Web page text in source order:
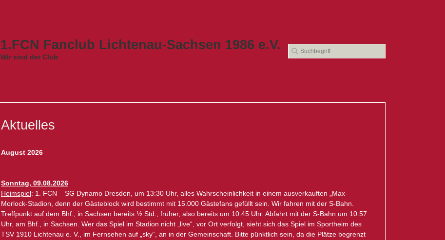
1.FCN Fanclub Lichtenau-Sachsen 1986 e.V.
Wir sind der Club
Aktuelles
August 2026
Sonntag, 09.08.2026
Heimspiel: 1. FCN – SG Dynamo Dresden, um 13:30 Uhr, alles Wahrscheinlichkeit in einem ausverkauften „Max-
Morlock-Stadion, denn der Gästeblock wird bestimmt mit 15.000 Gästefans gefüllt sein. Wir fahren mit der S-Bahn.
Treffpunkt auf dem Bhf., in Sachsen bereits ½ Std., früher, also bereits um 10:45 Uhr. Abfahrt mit der S-Bahn um 10:57
Uhr, am Bhf., in Sachsen. Wer das Spiel im Stadion nicht „live“, vor Ort verfolgt, sieht sich das Spiel im Sportheim des
TSV 1910 Lichtenau e. V., im Fernsehen auf „sky“, an in der Gemeinschaft. Bitte pünktlich sein, da die Plätze begrenzt